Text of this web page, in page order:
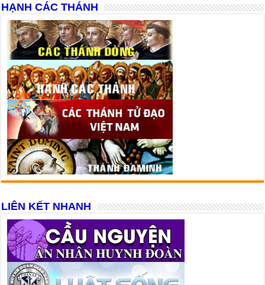
HẠNH CÁC THÁNH
LIÊN KẾT NHANH